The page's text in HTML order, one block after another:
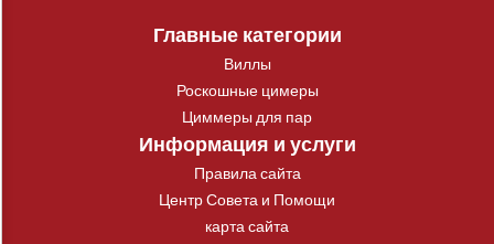
Главные категории
Виллы
Роскошные цимеры
Циммеры для пар
Информация и услуги
Правила сайта
Центр Совета и Помощи
карта сайта